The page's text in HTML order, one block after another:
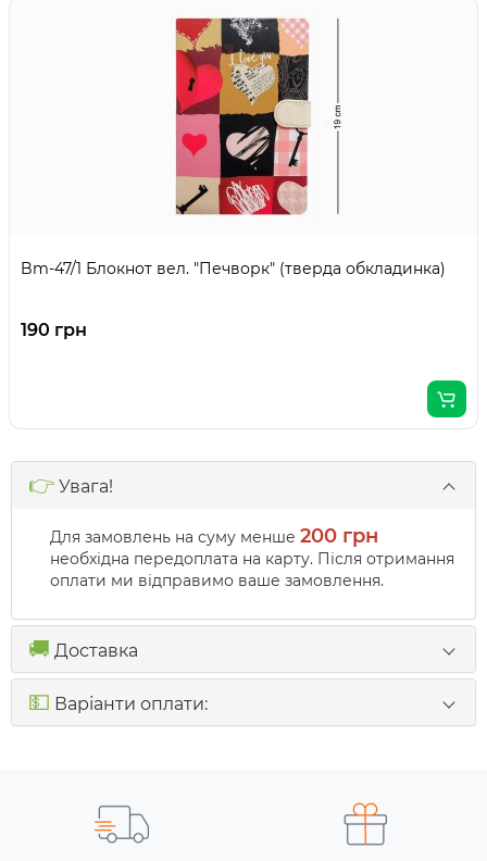
Bm-47/1 Блокнот вел. "Печворк" (тверда обкладинка)
190 грн
👉 Увага!
Для замовлень на суму менше 200 грн
необхідна передоплата на карту. Після отримання
оплати ми відправимо ваше замовлення.
🚚 Доставка
💵 Варіанти оплати: